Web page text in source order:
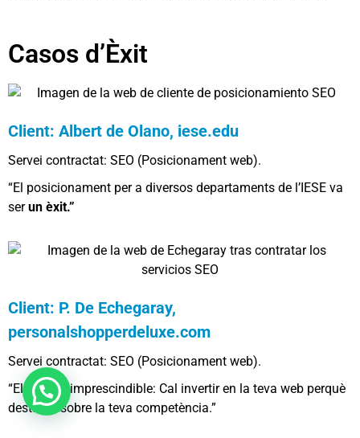
Casos d’Èxit
Client: Albert de Olano, iese.edu
Servei contractat: SEO (Posicionament web).
“El posicionament per a diversos departaments de l’IESE va
serun èxit.”
Client: P. De Echegaray,
personalshopperdeluxe.com
Servei contractat: SEO (Posicionament web).
“El SEO és imprescindible: Cal invertir en la teva web perquè
destaqui sobre la teva competència.”